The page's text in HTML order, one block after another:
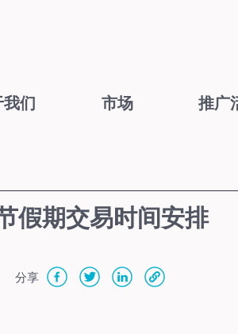
们 市场 推广
假期交易时间安排
分享